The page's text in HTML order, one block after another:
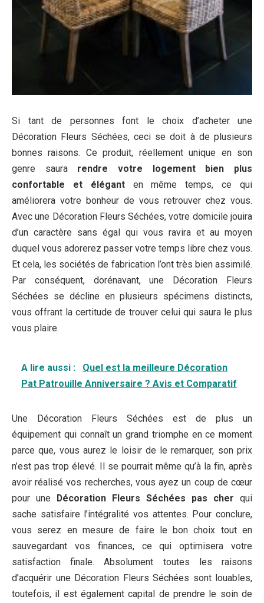
Si tant de personnes font le choix d’acheter une
Décoration Fleurs Séchées, ceci se doit à de plusieurs
bonnes raisons. Ce produit, réellement unique en son
genre saura rendre votre logement bien plus
confortable et éléganten même temps, ce qui
améliorera votre bonheur de vous retrouver chez vous.
Avec une Décoration Fleurs Séchées, votre domicile jouira
d’un caractère sans égal qui vous ravira et au moyen
duquel vous adorerez passer votre temps libre chez vous.
Et cela, les sociétés de fabrication l’ont très bien assimilé.
Par conséquent, dorénavant, une Décoration Fleurs
Séchées se décline en plusieurs spécimens distincts,
vous offrant la certitude de trouver celui qui saura le plus
vous plaire.
A lire aussi :
Quel est la meilleure Décoration
Pat Patrouille Anniversaire ? Avis et Comparatif
Une Décoration Fleurs Séchées est de plus un
équipement qui connaît un grand triomphe en ce moment
parce que, vous aurez le loisir de le remarquer, son prix
n’est pas trop élevé. Il se pourrait même qu’à la fin, après
avoir réalisé vos recherches, vous ayez un coup de cœur
pour une Décoration Fleurs Séchées pas cher qui
sache satisfaire l’intégralité vos attentes. Pour conclure,
vous serez en mesure de faire le bon choix tout en
sauvegardant vos finances, ce qui optimisera votre
satisfaction finale. Absolument toutes les raisons
d’acquérir une Décoration Fleurs Séchées sont louables,
toutefois, il est également capital de prendre le soin de